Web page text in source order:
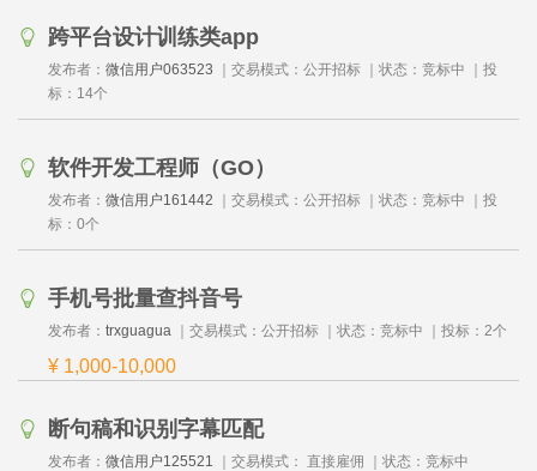
跨平台设计训练类app
发布者： 微信用户063523 ｜交易模式： 公开招标 ｜状态： 竞标中
｜投
标： 14个
软件开发工程师（GO）
发布者： 微信用户161442 ｜交易模式： 公开招标 ｜状态： 竞标中
｜投
标： 0个
手机号批量查抖音号
发布者： trxguagua ｜交易模式： 公开招标 ｜状态： 竞标中 ｜投标： 2个
¥ 1,000-10,000
断句稿和识别字幕匹配
发布者： 微信用户125521 ｜交易模式： 直接雇佣 ｜状态： 竞标中